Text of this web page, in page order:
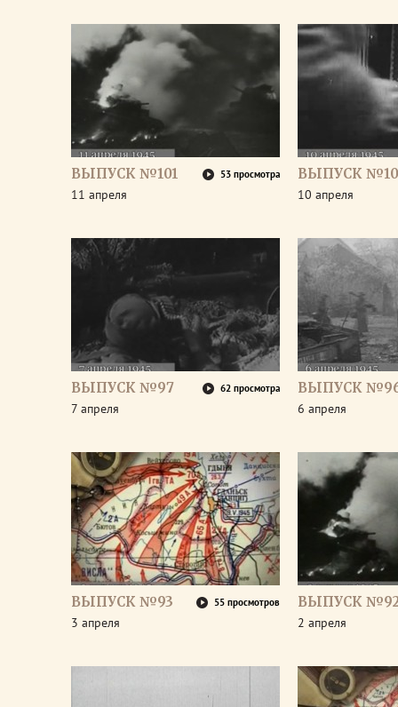
ВЫПУСК №101 53 просмотра
11 апреля
ВЫПУСК
10 апреля
ВЫПУСК №97 62 просмотра
7 апреля
ВЫПУСК
6 апреля
ВЫПУСК №93 55 просмотров
3 апреля
ВЫПУСК
2 апреля